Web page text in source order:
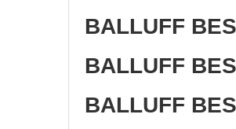
BALLUFF
BALLUFF
BALLUFF